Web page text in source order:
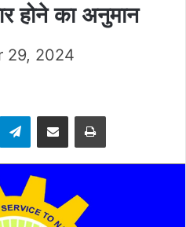
होने का अनुमान
29, 2024
TelegramShare via Email Print